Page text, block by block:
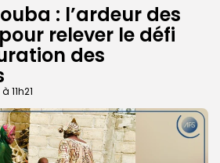
: l’ardeur des
relever le défi
des
11h21